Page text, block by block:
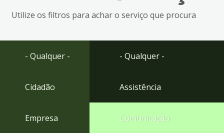
busca
Ir
Utilize os filtros para achar o serviço que procura
- Qualquer -
Cidadão
Empresa
- Qualquer -
Assistência
Comunicação